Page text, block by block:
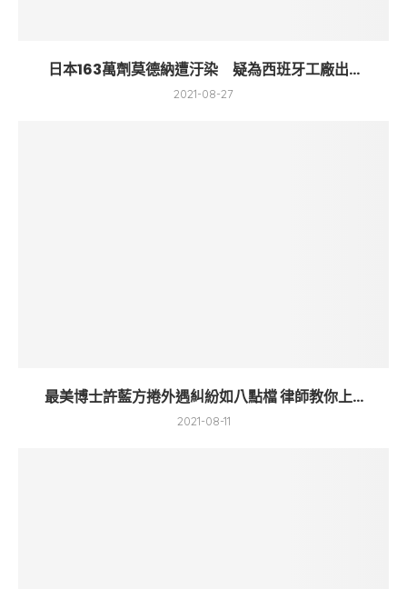
日本163萬劑莫德納遭汙染 疑為西班牙工廠出...
2021-08-27
最美博士許藍方捲外遇糾紛如八點檔 律師教你上...
2021-08-11